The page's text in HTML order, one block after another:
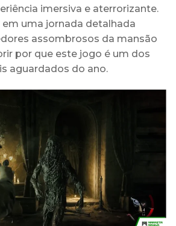
imersiva e aterrorizante.
uma jornada detalhada
assombrosos da mansão
por que este jogo é um dos
aguardados do ano.